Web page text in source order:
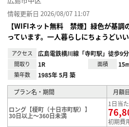
情報更新日 2026/08/07 11:07
【WIFIネット無料 禁煙】緑色が基調
っています。一人暮らしにちょうどい
アクセス 広島電鉄横川線「寺町駅」徒歩9分
間取り 1R 面積
築年数 1985年 5月 築
プラン名・期間 月額
ロング【榎町（十日市町駅）】
30日以上～360日未満
1日当
初期費